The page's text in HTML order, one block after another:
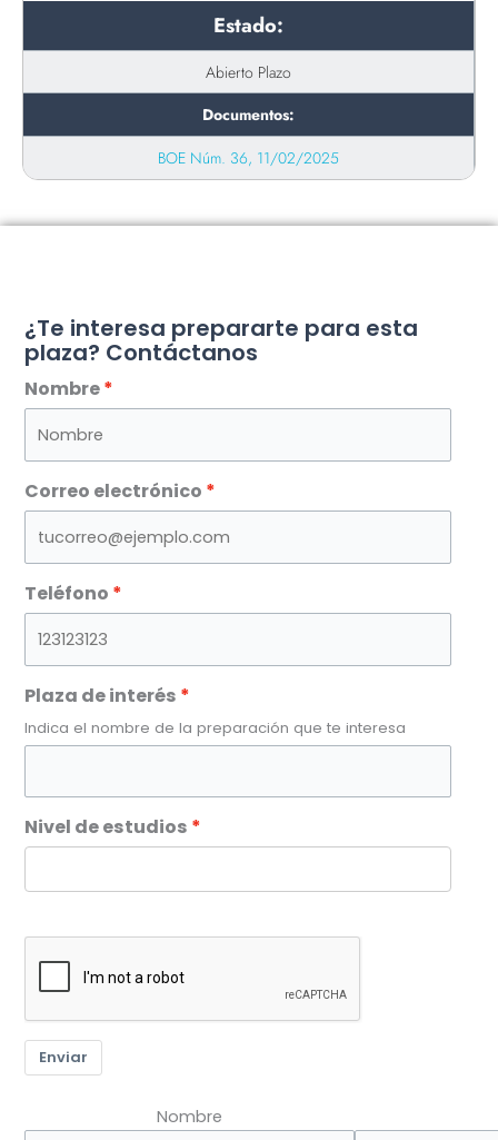
Estado:
Abierto Plazo
Documentos:
BOE Núm. 36, 11/02/2025
¿Te interesa prepararte para esta
plaza? Contáctanos
Nombre
Correo electrónico
Teléfono
Plaza de interés
Indica el nombre de la preparación que te interesa
Nivel de estudios
Enviar
Nombre